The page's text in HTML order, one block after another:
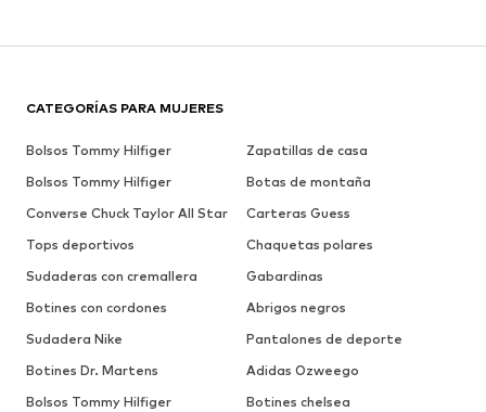
CATEGORÍAS PARA MUJERES
Bolsos Tommy Hilfiger
Zapatillas de casa
Bolsos Tommy Hilfiger
Botas de montaña
Converse Chuck Taylor All Star
Carteras Guess
Tops deportivos
Chaquetas polares
Sudaderas con cremallera
Gabardinas
Botines con cordones
Abrigos negros
Sudadera Nike
Pantalones de deporte
Botines Dr. Martens
Adidas Ozweego
Bolsos Tommy Hilfiger
Botines chelsea